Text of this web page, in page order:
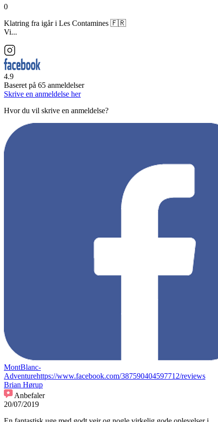
0
Klatring fra igår i Les Contamines 🇫🇷
Vi...
4.9
Baseret på 65 anmeldelser
Skrive en anmeldelse her
Hvor du vil skrive en anmeldelse?
MontBlanc-
Adventurehttps://www.facebook.com/387590404597712/reviews
Brian Hørup
Anbefaler
20/07/2019